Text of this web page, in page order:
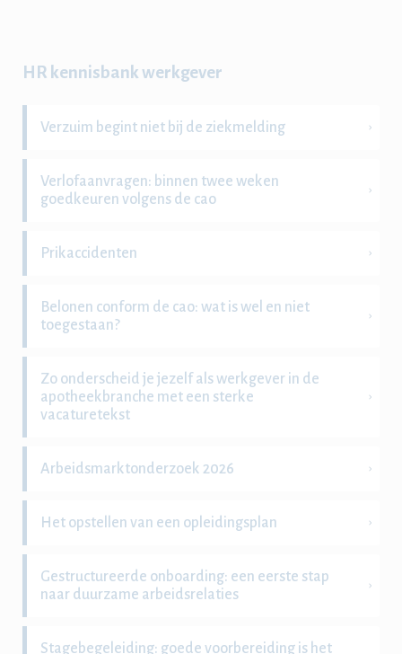
HR kennisbank werkgever
Verzuim begint niet bij de ziekmelding
Verlofaanvragen: binnen twee weken
goedkeuren volgens de cao
Prikaccidenten
Belonen conform de cao: wat is wel en niet
toegestaan?
Zo onderscheid je jezelf als werkgever in de
apotheekbranche met een sterke
vacaturetekst
Arbeidsmarktonderzoek 2026
Het opstellen van een opleidingsplan
Gestructureerde onboarding: een eerste stap
naar duurzame arbeidsrelaties
Stagebegeleiding: goede voorbereiding is het